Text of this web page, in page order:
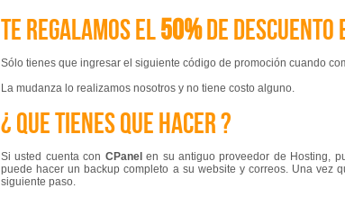
Te regalamos el50%de descuento
Sólo tienes que ingresar el siguiente código de promoción cuando
La mudanza lo realizamos nosotros y no tiene costo alguno.
¿ que tienes que hacer ?
Si usted cuenta con CPanel en su antiguo proveedor de Hosting,
puede hacer un backup completo a su website y correos. Una vez
siguiente paso.